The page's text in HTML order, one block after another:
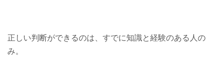
正しい判断ができるのは、すでに知識と経験のある人の
み。